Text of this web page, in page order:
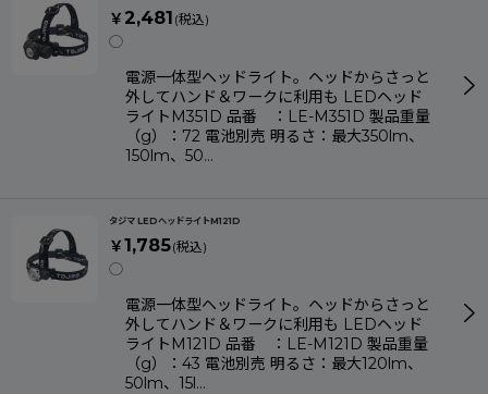
￥ 2,481 (税込)
◯
電源一体型ヘッドライト。ヘッドからさっと
外してハンド＆ワークに利用も LEDヘッド
ライトM351D 品番 ：LE-M351D 製品重量
（g）：72 電池別売 明るさ：最大350lm、
150lm、50…
タジマ LEDヘッドライトM121D
￥1,785(税込)
◯
電源一体型ヘッドライト。ヘッドからさっと
外してハンド＆ワークに利用も LEDヘッド
ライトM121D 品番 ：LE-M121D 製品重量
（g）：43 電池別売 明るさ：最大120lm、
50lm、15l…